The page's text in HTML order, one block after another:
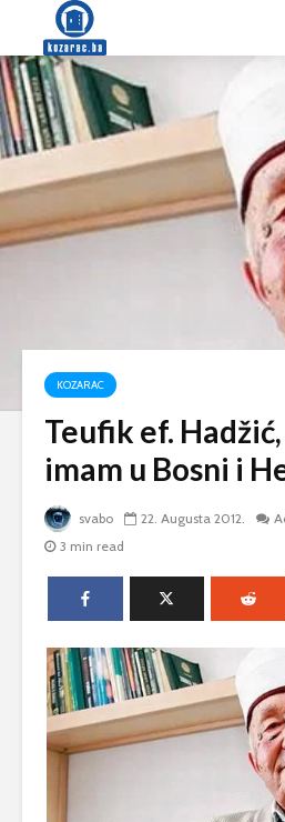
KOZARAC
Teufik ef.
imam u Bosni i
svabo 22. Augusta 2012.
3 min read